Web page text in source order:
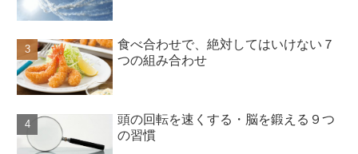
食べ合わせで、絶対してはいけない７
つの組み合わせ
頭の回転を速くする・脳を鍛える９つ
の習慣